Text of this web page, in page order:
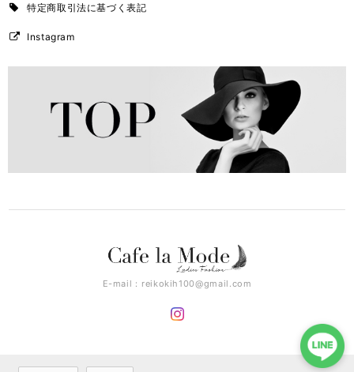
特定商取引法に基づく表記
Instagram
E-mail： reikokih100@gmail.com